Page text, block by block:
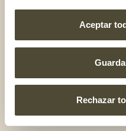
Aceptar
Rechazar
ruido como ‘crec’ , ¡están
Ahora que
son tan
judías